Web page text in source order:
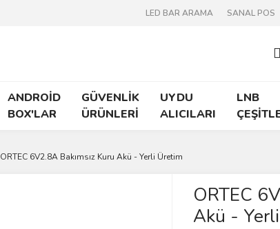
LED BAR ARAMA SANAL POS
ANDROİD
BOX'LAR
GÜVENLİK
ÜRÜNLERİ
UYDU
ALICILARI
LNB
ORTEC 6V2.8A Bakımsız Kuru Akü - Yerli Üretim
ORTEC
Akü -